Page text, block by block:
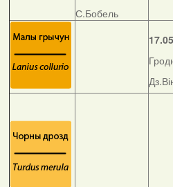
С.Бобель
17.05